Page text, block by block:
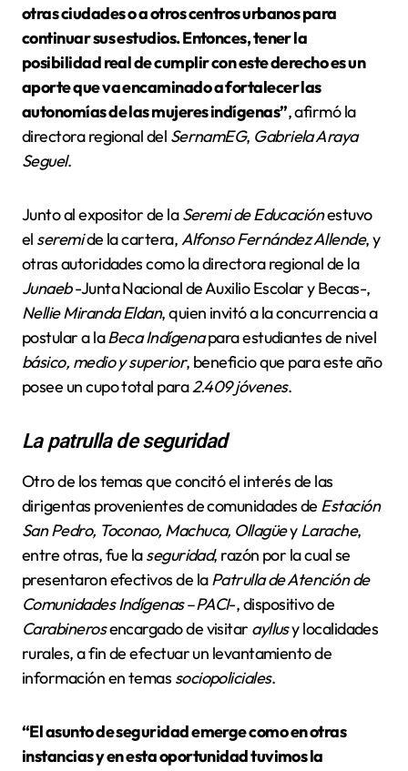
otras ciudades o a otros centros urbanos para
continuar sus estudios. Entonces, tener la
posibilidad real de cumplir con este derecho es un
aporte que va encaminado a fortalecer las
autonomías de las mujeres indígenas”, afirmó la
directora regional del SernamEG, Gabriela Araya
Seguel.
Junto al expositor de laSeremi de Educaciónestuvo
el seremide la cartera, Alfonso Fernández Allende, y
otras autoridades como la directora regional de la
Junaeb-Junta Nacional de Auxilio Escolar y Becas-,
Nellie Miranda Eldan, quien invitó a la concurrencia a
postular a laBeca Indígenapara estudiantes de nivel
básico, medio y superior, beneficio que para este año
posee un cupo total para2.409 jóvenes.
La patrulla de seguridad
Otro de los temas que concitó el interés de las
dirigentas provenientes de comunidades de Estación
San Pedro, Toconao, Machuca, OllagüeyLarache,
entre otras, fue laseguridad, razón por la cual se
presentaron efectivos de laPatrulla de Atención de
Comunidades Indígenas–PACI-, dispositivo de
Carabinerosencargado de visitar ayllusy localidades
rurales, a fin de efectuar un levantamiento de
información en temas sociopoliciales.
“El asunto de seguridad emerge como en otras
instancias y en esta oportunidad tuvimos la